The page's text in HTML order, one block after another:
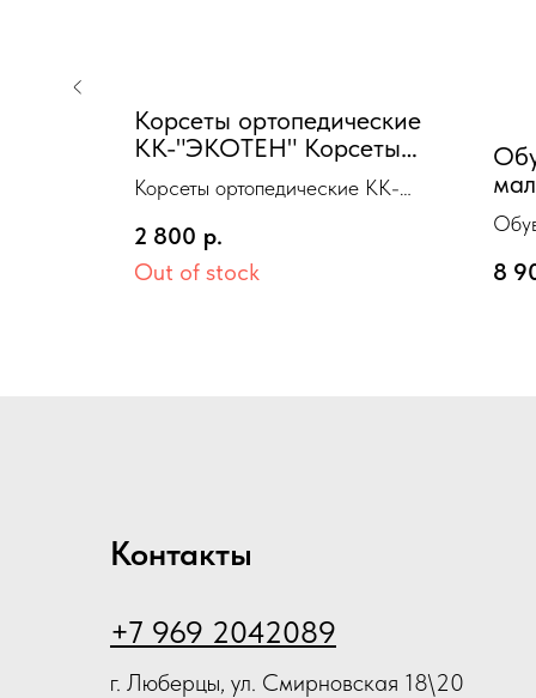
Корсеты ортопедические
КК-"ЭКОТЕН" Корсеты
ортопедические КК-
"ЭКОТЕН"-Т2 бежевый
XS-S 65-82 см
Корсеты ортопедические КК-
ортопедические КК-"ЭКОТЕН"-
Т2 бежевый XS-S 65-82 см
2 800 р.
Out of stock
по
8
Контакты
+7 969 2042089
г. Люберцы, ул. Смирновская 18\20